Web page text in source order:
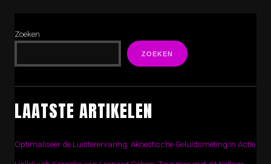
Zoeken
ZOEKEN
LAATSTE ARTIKELEN
Optimaliseer de Luisterervaring: Akoestische Geluidsmeting in Actie